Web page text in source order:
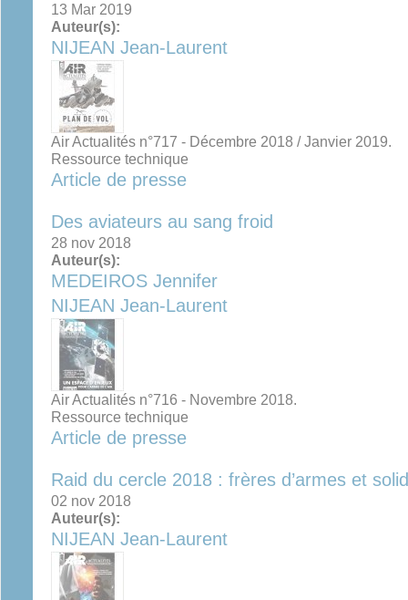
13 Mar 2019
Auteur(s):
NIJEAN Jean-Laurent
Air Actualités n°717 - Décembre 2018 / Janvier 2019.
Ressource technique
Article de presse
Des aviateurs au sang froid
28 nov 2018
Auteur(s):
MEDEIROS Jennifer
NIJEAN Jean-Laurent
Air Actualités n°716 - Novembre 2018.
Ressource technique
Article de presse
Raid du cercle 2018 : frères d’armes et
02 nov 2018
Auteur(s):
NIJEAN Jean-Laurent